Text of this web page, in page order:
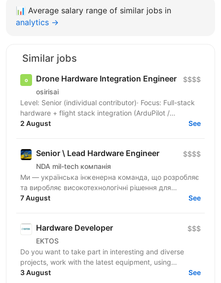
📊 Average salary range of similar jobs in
analytics →
Similar jobs
Drone Hardware Integration Engineer
osirisai
$$$$
Level: Senior (individual contributor)· Focus: Full-stack
hardware + flight stack integration (ArduPilot /
2 August See
Senior \ Lead Hardware Engineer
NDA mil-tech компанія
$$$$
Ми — українська інженерна команда, що розробляє
та виробляє високотехнологічні рішення для
оборонного сектору України. Створюємо нові
7 August See
Hardware Developer
EKTOS
$$$
Do you want to take part in interesting and diverse
projects, work with the latest equipment, using
advanced technologies, participate in the creation of...
3 August See